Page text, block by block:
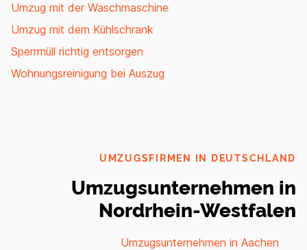
Umzug mit der Waschmaschine
Umzug mit dem Kühlschrank
Sperrmüll richtig entsorgen
Wohnungsreinigung bei Auszug
UMZUGSFIRMEN IN DEUTSCHLAND
Umzugsunternehmen in
Nordrhein-Westfalen
Umzugsunternehmen in Aachen